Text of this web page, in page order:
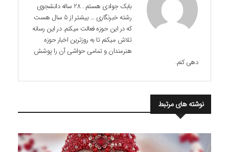
بابک جوادی هستم . 28 ساله دانشجوی
رشته خبرنگاری ... بیشتر از 5 سال هست
که در این حوزه فعالت میکنم. در این رسانه
تلاش میکنم تا به روزترین اخبار حوزه
هنرمندان و تمامی حواشی آن را پوشش
دهی کنم.
نوشته های مرتبط